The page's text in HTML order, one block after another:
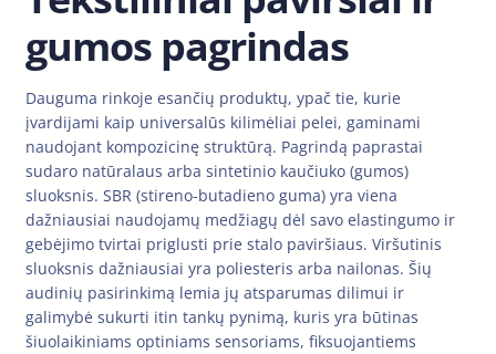
gumos pagrindas
Dauguma rinkoje esančių produktų, ypač tie, kurie
įvardijami kaip universalūs kilimėliai pelei, gaminami
naudojant kompozicinę struktūrą. Pagrindą paprastai
sudaro natūralaus arba sintetinio kaučiuko (gumos)
sluoksnis. SBR (stireno-butadieno guma) yra viena
dažniausiai naudojamų medžiagų dėl savo elastingumo ir
gebėjimo tvirtai priglusti prie stalo paviršiaus. Viršutinis
sluoksnis dažniausiai yra poliesteris arba nailonas. Šių
audinių pasirinkimą lemia jų atsparumas dilimui ir
galimybė sukurti itin tankų pynimą, kuris yra būtinas
šiuolaikiniams optiniams sensoriams, fiksuojantiems